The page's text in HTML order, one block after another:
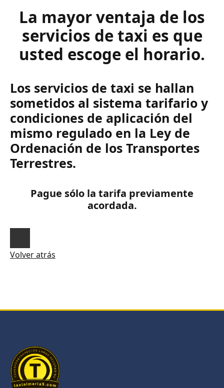
La mayor ventaja de los
servicios de taxi es que
usted escoge el horario.
Los servicios de taxi se hallan
sometidos al sistema tarifario y
condiciones de aplicación del
mismo regulado en la Ley de
Ordenación de los Transportes
Terrestres.
Pague sólo la tarifa previamente
acordada.
Volver atrás